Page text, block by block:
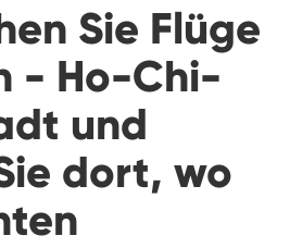
Sie Flüge
- Ho-Chi-
und
dort, wo